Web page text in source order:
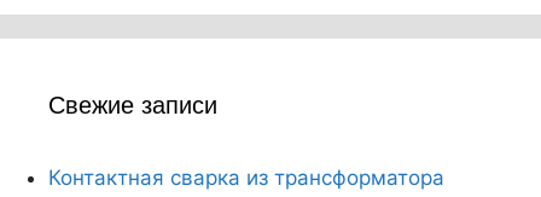
Свежие записи
Контактная сварка из трансформатора